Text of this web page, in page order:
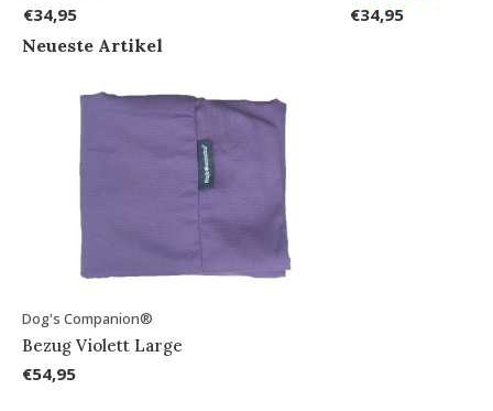
€34,95
€34,95
Neueste Artikel
Dog's Companion®
Bezug Violett Large
€54,95